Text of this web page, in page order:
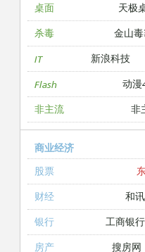
桌面 天极
杀毒 金山
IT 新浪科技
Flash 动漫
非主流 非
商业经济
股票
财经 和
银行 工商银行
房产 搜房网